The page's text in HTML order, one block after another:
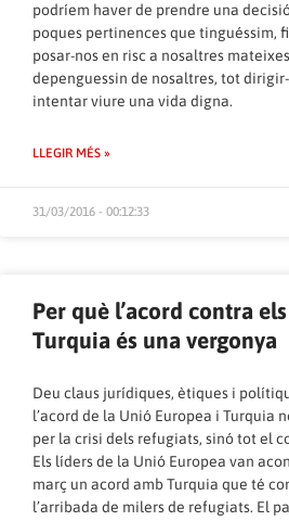
podríem haver de prendre una
poques pertinences que tinguéssim,
posar-nos en risc a nosaltres
depenguessin de nosaltres, tot
intentar viure una vida digna.
LLEGIR MÉS »
31/03/2016 - 00:12:33
Per què l’acord contra
Turquia és una vergonya
Deu claus jurídiques, ètiques i
l’acord de la Unió Europea i Turquia
per la crisi dels refugiats, sinó tot el
Els líders de la Unió Europea van
març un acord amb Turquia que té
l’arribada de milers de refugiats. El